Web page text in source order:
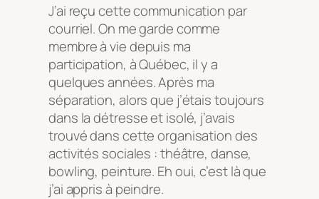
J’ai reçu cette communication par
courriel. On me garde comme
membre à vie depuis ma
participation, à Québec, il y a
quelques années. Après ma
séparation, alors que j’étais toujours
dans la détresse et isolé, j’avais
trouvé dans cette organisation des
activités sociales : théâtre, danse,
bowling, peinture. Eh oui, c’est là que
j’ai appris à peindre.